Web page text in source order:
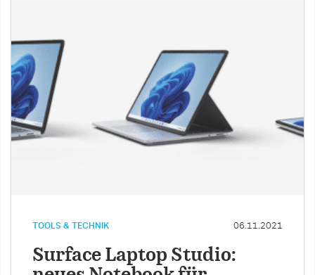
TOOLS & TECHNIK 06.11.2021
Surface Laptop Studio: